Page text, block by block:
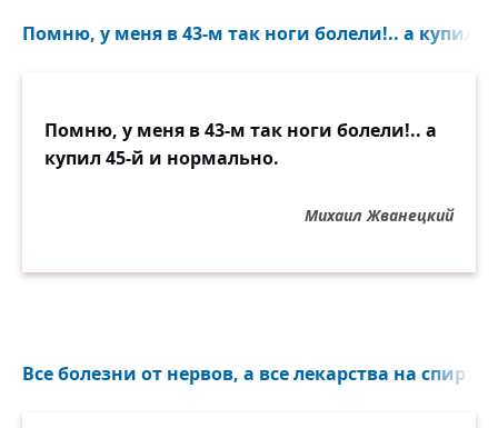
Помню, у меня в 43-м так ноги болели!.. а купил
Помню, у меня в 43-м так ноги болели!.. а
купил 45-й и нормально.
Михаил Жванецкий
Все болезни от нервов, а все лекарства на